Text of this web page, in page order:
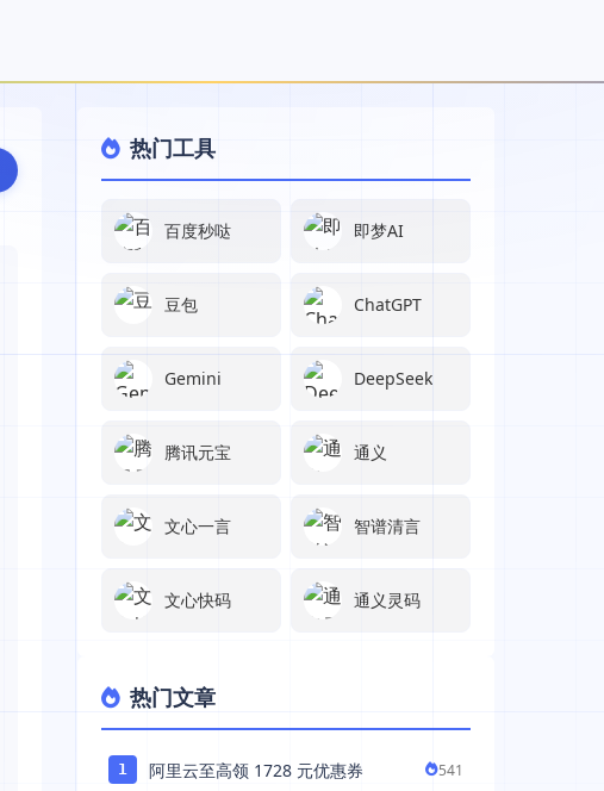
热门工具
百度秒哒 即梦AI
豆包 ChatGPT
Gemini DeepSeek
腾讯元宝 通义
文心一言 智谱清言
文心快码 通义灵码
热门文章
1 阿里云至高领 1728 元优惠券 541